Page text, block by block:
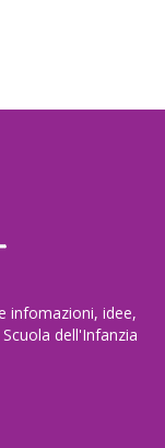
infomazioni, idee,
dell'Infanzia